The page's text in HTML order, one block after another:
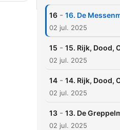
16 - 16. De
02 jul. 2025
15 - 15. Rijk, Dood,
02 jul. 2025
14 - 14. Rijk, Dood,
02 jul. 2025
13 - 13. De
02 jul. 2025